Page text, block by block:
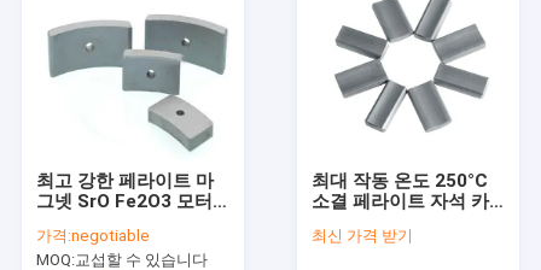
최고 강한 페라이트 마
그넷 SrO Fe2O3 모터
가격:negotiable
MOQ:교섭할 수 있습니다
최대 작동 온도 250°C
소결 페라이트 자석 카
비용 산업용으로 적합
최신 가격 받기